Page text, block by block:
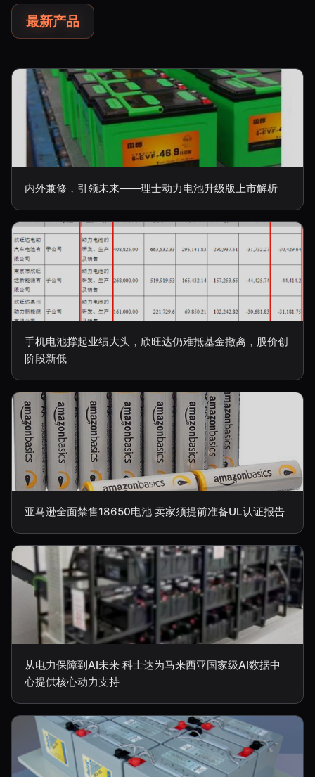
最新产品
内外兼修，引领未来——理士动力电池升级版上市解析
手机电池撑起业绩大头，欣旺达仍难抵基金撤离，股价创
阶段新低
亚马逊全面禁售18650电池 卖家须提前准备UL认证报告
从电力保障到AI未来 科士达为马来西亚国家级AI数据中
心提供核心动力支持